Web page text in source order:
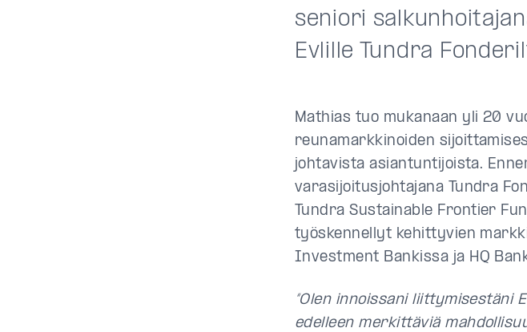
seniori
Evlille Tundra
Mathias tuo mukanaan yli 20
reunamarkkinoiden
johtavista asiantuntijoista.
varasijoitusjohtajana Tundra
Tundra Sustainable Frontier
työskennellyt kehittyvien
Investment Bankissa ja HQ
“Olen innoissani liittymisestäni
edelleen merkittäviä